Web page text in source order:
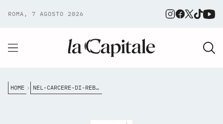
ROMA, 7 AGOSTO 2026
HOME NEL-CARCERE-DI-REBIBBIA-NASCE-IL-PARCO-ABBRACCI-IN-LIBERT%C3%A0-UNO-SPAZIO-PER-I-PADRI-DETENUTI-E-I-FIGLI